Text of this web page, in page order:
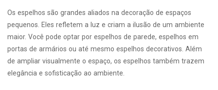
Os espelhos são grandes aliados na decoração de espaços
pequenos. Eles refletem a luz e criam a ilusão de um ambiente
maior. Você pode optar por espelhos de parede, espelhos em
portas de armários ou até mesmo espelhos decorativos. Além
de ampliar visualmente o espaço, os espelhos também trazem
elegância e sofisticação ao ambiente.